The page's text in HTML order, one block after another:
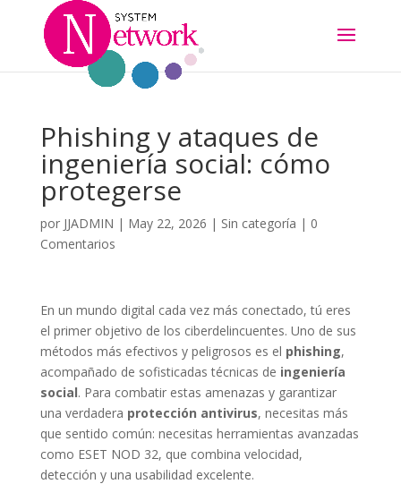
Phishing y ataques de
ingeniería social: cómo
protegerse
por JJADMIN | May 22, 2026 | Sin categoría | 0
Comentarios
En un mundo digital cada vez más conectado, tú eres
el primer objetivo de los ciberdelincuentes. Uno de sus
métodos más efectivos y peligrosos es el phishing,
acompañado de sofisticadas técnicas de ingeniería
social. Para combatir estas amenazas y garantizar
una verdadera protección antivirus, necesitas más
que sentido común: necesitas herramientas avanzadas
como ESET NOD 32, que combina velocidad,
detección y una usabilidad excelente.